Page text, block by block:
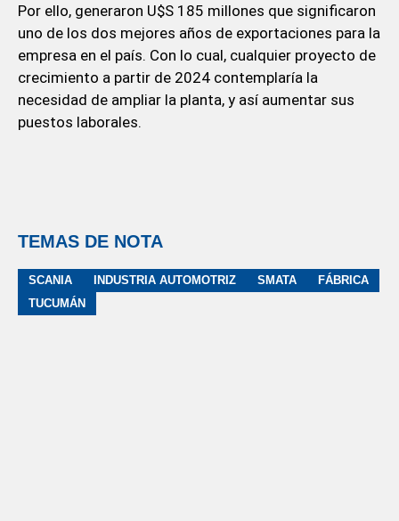
Por ello, generaron U$S 185 millones que significaron
uno de los dos mejores años de exportaciones para la
empresa en el país. Con lo cual, cualquier proyecto de
crecimiento a partir de 2024 contemplaría la
necesidad de ampliar la planta, y así aumentar sus
puestos laborales.
TEMAS DE NOTA
SCANIA INDUSTRIA AUTOMOTRIZ SMATA
FÁBRICA
TUCUMÁN